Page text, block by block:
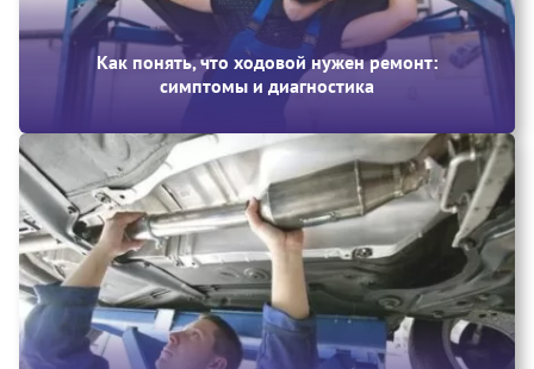
Как понять, что ходовой нужен ремонт:
симптомы и диагностика